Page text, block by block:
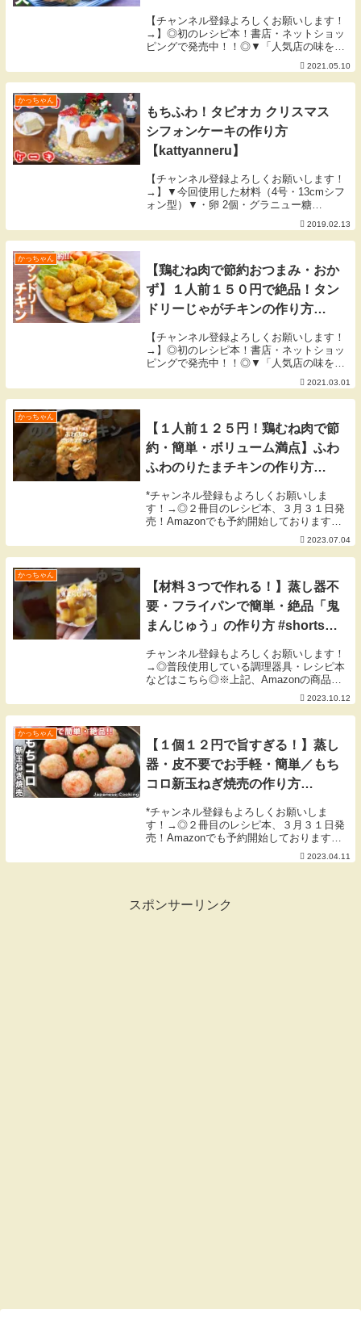
【チャンネル登録よろしくお願いします！
→】◎初のレシピ本！書店・ネットショッ
ピングで発売中！！◎▼「人気店の味をお
うちで！週末が楽しくなる再現ごはん」
▼【５月の目標】常に前向きに・元気にす
ごそう！ byかっちゃん▼今回使用した
2021.05.10
かっちゃん
もちふわ！タピオカ クリスマス
シフォンケーキの作り方
【kattyanneru】
【チャンネル登録よろしくお願いします！
→】▼今回使用した材料（4号・13cmシフ
ォン型）▼・卵 2個・グラニュー糖
10g（卵黄用）・水 20g・サラダ油 20g・
バニラエッセンス 少々・グラニュー糖
25g（卵白用）・薄力粉 45g・ベー...
2019.02.13
かっちゃん
【鶏むね肉で節約おつまみ・おか
ず】１人前１５０円で絶品！タン
ドリーじゃがチキンの作り方
【チャンネル登録よろしくお願いします！
→】◎初のレシピ本！書店・ネットショッ
ピングで発売中！！◎▼「人気店の味をお
うちで！週末が楽しくなる再現ごはん」
▼【２月の目標】無理なく毎日、コツコツ
と。 byかっちゃん▼今回使用した材料
2021.03.01
かっちゃん
【１人前１２５円！鶏むね肉で節
約・簡単・ボリューム満点】ふわ
ふわのりたまチキンの作り方
*チャンネル登録もよろしくお願いしま
す！→◎２冊目のレシピ本、３月３１日発
売！Amazonでも予約開始しております
◎▼「簡単なのにウマすぎる! もりもり野
菜レシピ」▼▼「人気店の味をおうちで！
週末が楽しくなる再現ごはん」▼【７月の
2023.07.04
かっちゃん
【材料３つで作れる！】蒸し器不
要・フライパンで簡単・絶品「鬼
まんじゅう」の作り方 #shorts
チャンネル登録もよろしくお願いします！
→◎普段使用している調理器具・レシピ本
などはこちら◎※上記、Amazonの商品リ
ンクはアソシエイトリンクを使用していま
す。【１０月の目標】季節の変わり目、体
調管理。 byかっちゃん▼今回使用した材
2023.10.12
かっちゃん
【１個１２円で旨すぎる！】蒸し
器・皮不要でお手軽・簡単／もち
コロ新玉ねぎ焼売の作り方
*チャンネル登録もよろしくお願いしま
す！→◎２冊目のレシピ本、３月３１日発
売！Amazonでも予約開始しております
◎▼「簡単なのにウマすぎる! もりもり野
菜レシピ」▼▼「人気店の味をおうちで！
2023.04.11
スポンサーリンク